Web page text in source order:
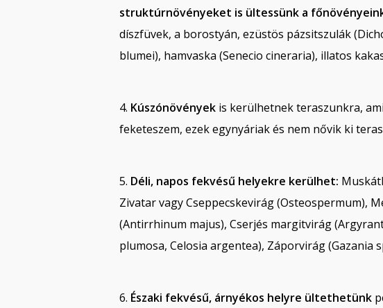
struktúrnövényeket is ültessünk a
díszfüvek, a borostyán, ezüstös pázsitszulák
blumei), hamvaska (Senecio cineraria), illatos
4. Kúszónövények is kerülhetnek teraszunkra,
feketeszem, ezek egynyáriak és nem nővik ki
5. Déli, napos fekvésű helyekre kerülhet:
Zivatar vagy Cseppecskevirág (Osteospermum),
(Antirrhinum majus), Cserjés margitvirág
plumosa, Celosia argentea), Záporvirág (Gazania
6. Északi fekvésű, árnyékos helyre ültethetünk